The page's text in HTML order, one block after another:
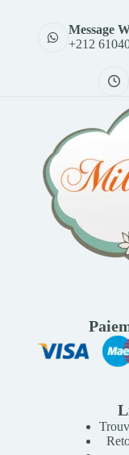
Message
+212